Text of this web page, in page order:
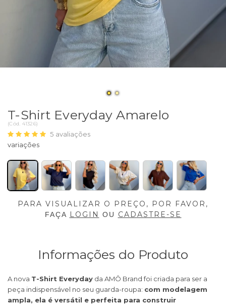
T-Shirt Everyday Amarelo
(Cód. 41326)
5 avaliações
PARA VISUALIZAR O PREÇO, POR FAVOR,
FAÇA LOGIN OU CADASTRE-SE
Informações do Produto
A nova T-Shirt Everyday da AMÔ Brand foi criada para ser a
peça indispensável no seu guarda-roupa: com modelagem
ampla, ela é versátil e perfeita para construir